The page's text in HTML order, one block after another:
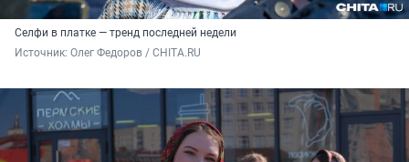
Селфи в платке — тренд последней недели
Источник: Олег Федоров / CHITA.RU